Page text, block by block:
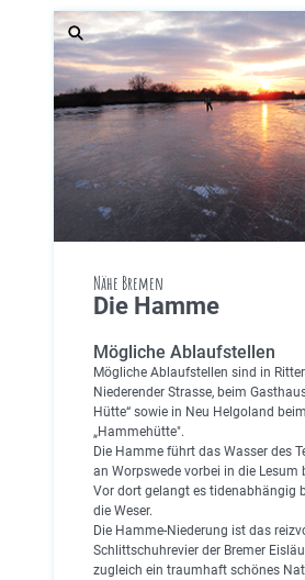
Nähe Bremen
Die Hamme
Mögliche Ablaufstellen
Mögliche Ablaufstellen sind in
Niederender Strasse, beim
Hütte“ sowie in Neu Helgoland
„Hammehütte".
Die Hamme führt das Wasser des
an Worpswede vorbei in die Lesum
Vor dort gelangt es tidenabhängig
die Weser.
Die Hamme-Niederung ist das
Schlittschuhrevier der Bremer
zugleich ein traumhaft schönes